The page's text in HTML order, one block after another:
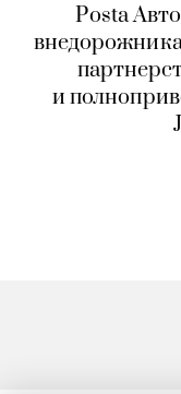
Posta
внедорожника
и